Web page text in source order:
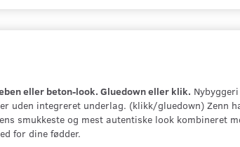
eller beton-look. Gluedown eller klik.
uden integreret underlag. (klikk/gluedown) Zenn
smukkeste og mest autentiske look kombineret
for dine fødder.